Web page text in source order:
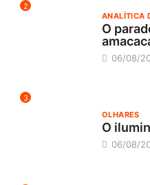
2
ANALÍTICA
O
06/08/
3
OLHARES
O
06/08/